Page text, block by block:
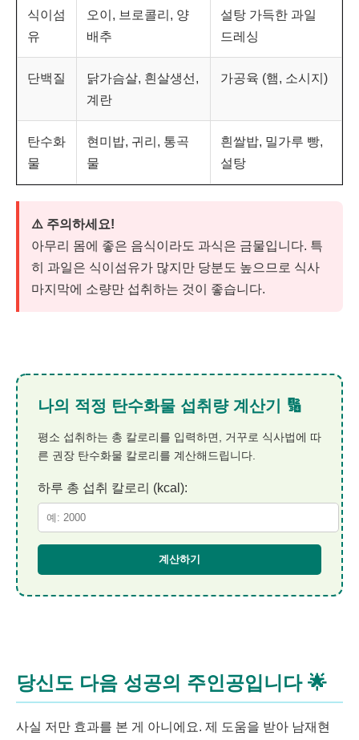
식이섬
유
오이, 브로콜리, 양
배추
설탕 가득한 과일
드레싱
단백질
닭가슴살, 흰살생선,
계란
가공육 (햄, 소시지)
탄수화
물
현미밥, 귀리, 통곡
물
흰쌀밥, 밀가루 빵,
설탕
⚠️ 주의하세요!
아무리 몸에 좋은 음식이라도 과식은 금물입니다. 특
히 과일은 식이섬유가 많지만 당분도 높으므로 식사
마지막에 소량만 섭취하는 것이 좋습니다.
나의 적정 탄수화물 섭취량 계산기 🔢
평소 섭취하는 총 칼로리를 입력하면, 거꾸로 식사법에 따
른 권장 탄수화물 칼로리를 계산해드립니다.
하루 총 섭취 칼로리 (kcal):
계산하기
당신도 다음 성공의 주인공입니다🌟
사실 저만 효과를 본 게 아니에요. 제 도움을 받아 남재현